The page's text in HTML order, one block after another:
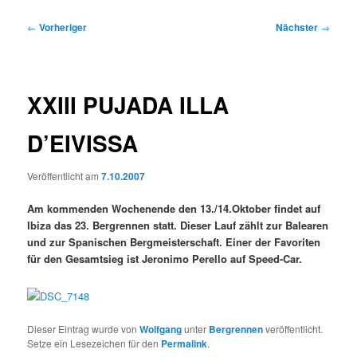
Beitragsnavigation
← Vorheriger Nächster →
XXIII PUJADA ILLA
D’EIVISSA
Veröffentlicht am7.10.2007
Am kommenden Wochenende den 13./14.Oktober findet auf
Ibiza das 23. Bergrennen statt. Dieser Lauf zählt zur Balearen
und zur Spanischen Bergmeisterschaft. Einer der Favoriten
für den Gesamtsieg ist Jeronimo Perello auf Speed-Car.
Dieser Eintrag wurde vonWolfgangunter Bergrennenveröffentlicht.
Setze ein Lesezeichen für den Permalink.